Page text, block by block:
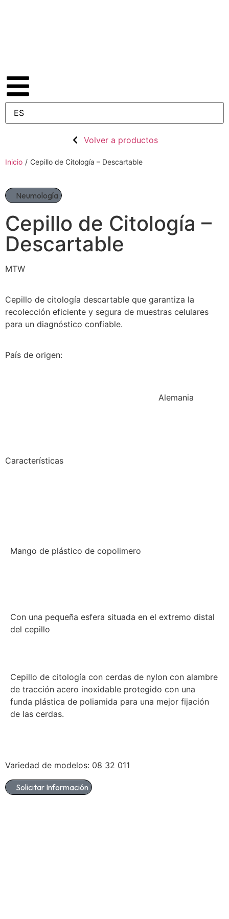
Volver a productos
Inicio / Cepillo de Citología – Descartable
Neumología
Cepillo de Citología –
Descartable
MTW
Cepillo de citología descartable que garantiza la
recolección eficiente y segura de muestras celulares
para un diagnóstico confiable.
País de origen:
Alemania
Características
Mango de plástico de copolimero
Con una pequeña esfera situada en el extremo distal
del cepillo
Cepillo de citología con cerdas de nylon con alambre
de tracción acero inoxidable protegido con una
funda plástica de poliamida para una mejor fijación
de las cerdas.
Variedad de modelos: 08 32 011
Solicitar Información